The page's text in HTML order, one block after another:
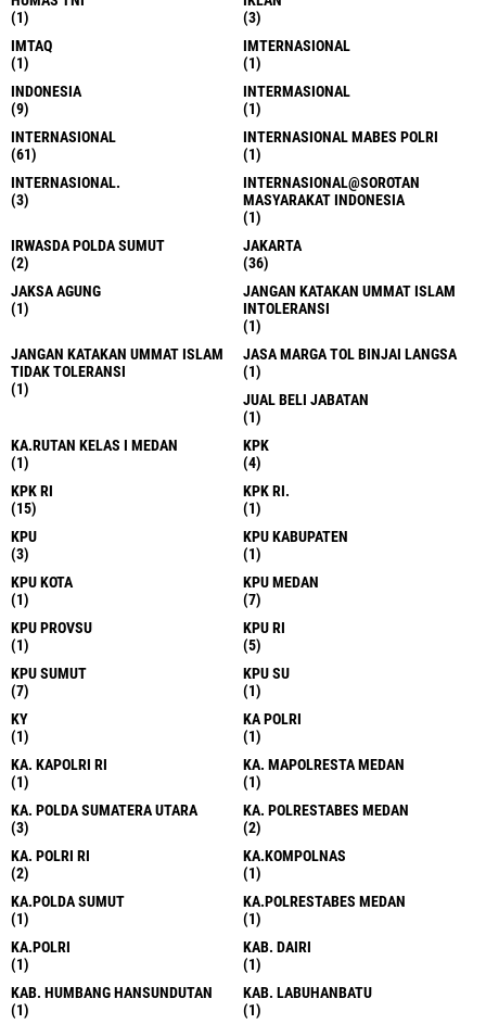
(1)
(3)
IMTAQ
(1)
IMTERNASIONAL
(1)
INDONESIA
(9)
INTERMASIONAL
(1)
INTERNASIONAL
(61)
INTERNASIONAL MABES POLRI
(1)
INTERNASIONAL.
(3)
INTERNASIONAL@SOROTAN
MASYARAKAT INDONESIA
(1)
IRWASDA POLDA SUMUT
(2)
JAKARTA
(36)
JAKSA AGUNG
(1)
JANGAN KATAKAN UMMAT ISLAM
INTOLERANSI
(1)
JANGAN KATAKAN UMMAT ISLAM
TIDAK TOLERANSI
(1)
JASA MARGA TOL BINJAI LANGSA
(1)
JUAL BELI JABATAN
(1)
KA.RUTAN KELAS I MEDAN
(1)
KPK
(4)
KPK RI
(15)
KPK RI.
(1)
KPU
(3)
KPU KABUPATEN
(1)
KPU KOTA
(1)
KPU MEDAN
(7)
KPU PROVSU
(1)
KPU RI
(5)
KPU SUMUT
(7)
KPU SU
(1)
KY
(1)
KA POLRI
(1)
KA. KAPOLRI RI
(1)
KA. MAPOLRESTA MEDAN
(1)
KA. POLDA SUMATERA UTARA
(3)
KA. POLRESTABES MEDAN
(2)
KA. POLRI RI
(2)
KA.KOMPOLNAS
(1)
KA.POLDA SUMUT
(1)
KA.POLRESTABES MEDAN
(1)
KA.POLRI
(1)
KAB. DAIRI
(1)
KAB. HUMBANG HANSUNDUTAN
(1)
KAB. LABUHANBATU
(1)